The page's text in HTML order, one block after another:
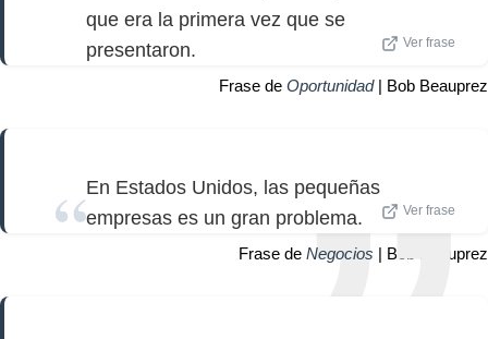
que era la primera vez que se
presentaron.
Ver frase
Frase de Oportunidad| Bob Beauprez
En Estados Unidos, las pequeñas
empresas es un gran problema.
Ver frase
Frase de Negocios | Bob Beauprez